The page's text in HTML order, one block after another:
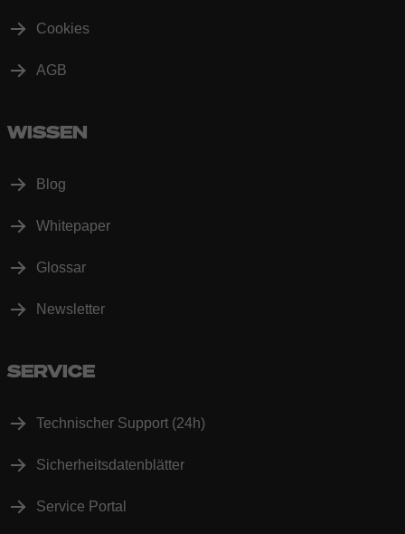
Cookies
AGB
WISSEN
Blog
Whitepaper
Glossar
Newsletter
SERVICE
Technischer Support (24h)
Sicherheitsdatenblätter
Service Portal